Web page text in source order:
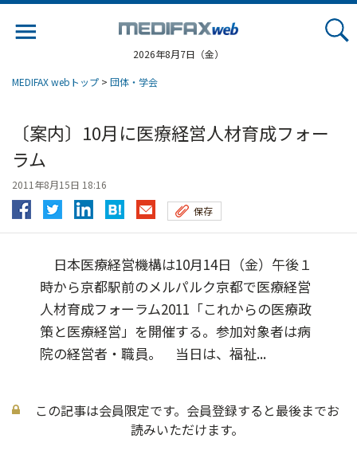
2026年8月7日（金）
MEDIFAX webトップ > 団体・学会
〔案内〕10月に医療経営人材育成フォー
ラム
2011年8月15日 18:16
保存
日本医療経営機構は10月14日（金）午後１
時から京都駅前のメルパルク京都で医療経営
人材育成フォーラム2011「これからの医療政
策と医療経営」を開催する。参加対象者は病
院の経営者・職員。 当日は、福祉...
この記事は会員限定です。会員登録すると最後までお
読みいただけます。